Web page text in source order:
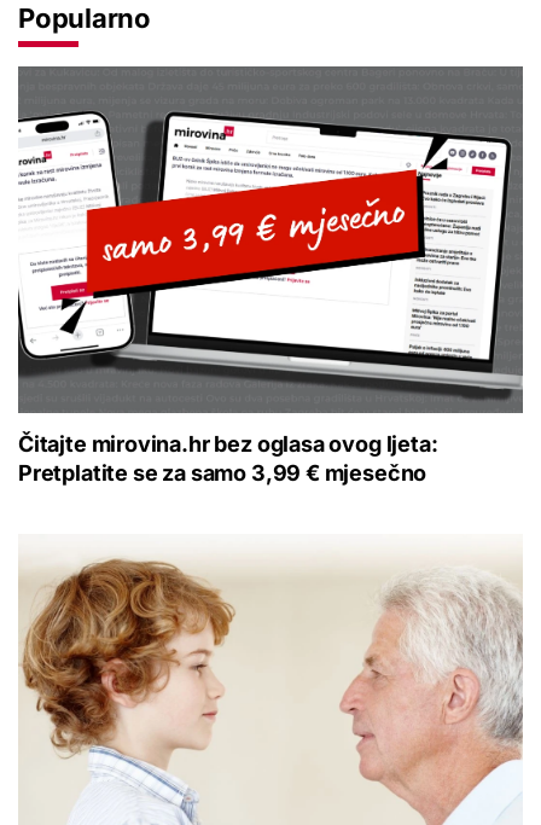
Popularno
Čitajte mirovina.hr bez oglasa ovog ljeta:
Pretplatite se za samo 3,99 € mjesečno